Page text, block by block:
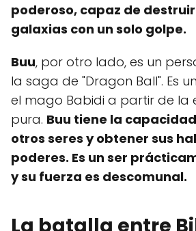
poderoso, capaz de
galaxias con un solo golpe.
Buu, por otro lado, es un
la saga de "Dragon Ball". Es
el mago Babidi a partir de la
pura. Buu tiene la
otros seres y obtener sus
poderes. Es un ser
y su fuerza es descomunal.
La batalla entre